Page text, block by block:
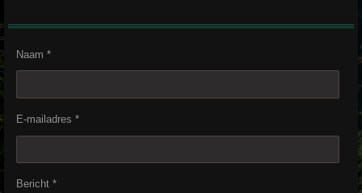
Naam *
E-mailadres *
Bericht *